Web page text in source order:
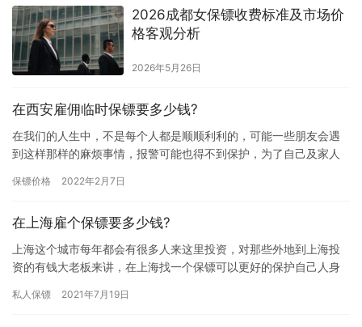
2026成都女保镖收费标准及市场价
格客观分析
2026年5月26日
在西安雇佣临时保镖要多少钱?
在我们的人生中，不是每个人都是顺顺利利的，可能一些朋友会遇
到这样那样的麻烦事情，报警可能也得不到保护，为了自己及家人
安全，…
保镖价格 2022年2月7日
在上海雇个保镖要多少钱?
上海这个城市每年都会有很多人来这里投资，对那些外地到上海投
资的有钱大老板来讲，在上海找一个保镖可以更好的保护自己人身
少钱?…
私人保镖 2021年7月19日